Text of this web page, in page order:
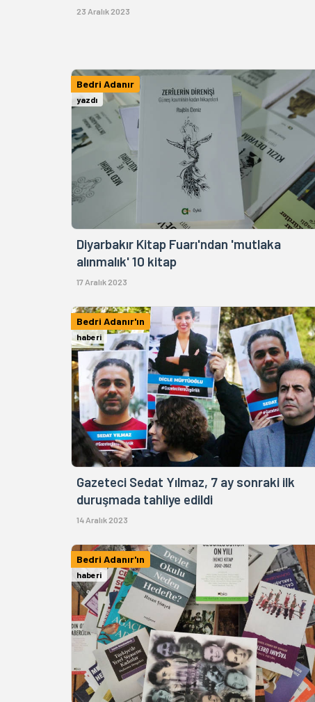
23 Aralık 2023
Bedri Adanır
yazdı
Diyarbakır Kitap Fuarı'ndan 'mutlaka
alınmalık' 10 kitap
17 Aralık 2023
Bedri Adanır'ın
haberi
Gazeteci Sedat Yılmaz, 7 ay sonraki ilk
duruşmada tahliye edildi
14 Aralık 2023
Bedri Adanır'ın
haberi